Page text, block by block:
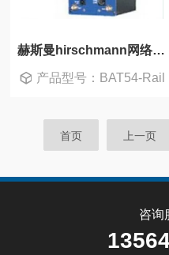
赫斯曼hirschmann网络工业交换机BAT54-Rail
产品型号：BAT54-Rail
首页 上一页
咨询